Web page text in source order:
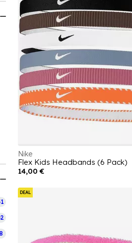
8
Nike
Flex Kids Headbands (6 Pack)
14,00 €
DEAL